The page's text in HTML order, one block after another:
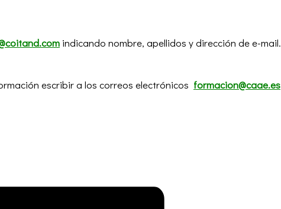
indicando nombre, apellidos y dirección de e-mail.
escribir a los correos electrónicos formacion@caae.es